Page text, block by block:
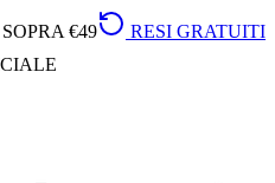
€49
RESI GRATUITI